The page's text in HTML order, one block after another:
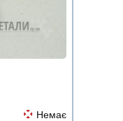
Немає